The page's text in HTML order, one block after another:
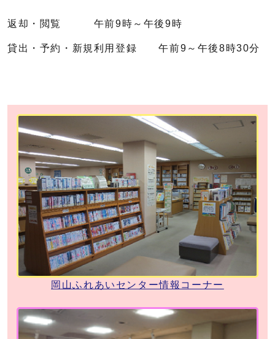
返却・閲覧 午前9時～午後9時
貸出・予約・新規利用登録 午前9～午後8時30分
岡山ふれあいセンター情報コーナー